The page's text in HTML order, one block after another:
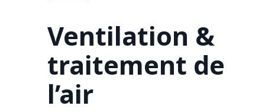
Ventilation &
traitement de
l’air